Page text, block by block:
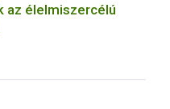
az élelmiszercélú